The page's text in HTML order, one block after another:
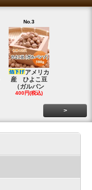
No.3
アメリカ
産 ひよこ豆
（ガルバン
400円(税込)
>